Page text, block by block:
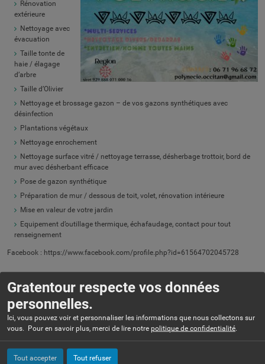
Gratentour respecte vos données
personnelles.
Ici, vous pouvez voir et personnaliser les informations que nous collectons sur
vous. Pour en savoir plus, merci de lire notre politique de confidentialité.
Tout accepter Tout refuser
Rénovation
extérieure
Nettoyage avec
évacuation
Taille tonte de
haie / élagage
d’arbre
Taille d’Olivier
Nettoyage et brossage gazon – de vos gazons synthétiques avec
désinfection
Plantations végétaux
Nettoyage enrochement
Nettoyage surface vitré / nettoyage terrasse, désherbage trottoir, bord de
mur avec désherbant efficace
Pose de gazon synthétique
Préparation de mur / dessous de toit, volet, rénovation intérieure
Mise en valeur de votre jardin
Equipement d’outillage thermique, échafaudage, contact pour tout
renseignement
Facebook : https://www.facebook.com/profile.php?id=61564702045728
polynecie.occitan@gmail.com
Adresse :
Gratentour 31150